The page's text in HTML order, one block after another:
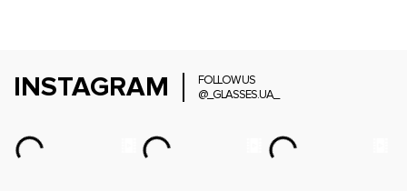
INSTAGRAM
FOLLOW US
@_GLASSES.UA_